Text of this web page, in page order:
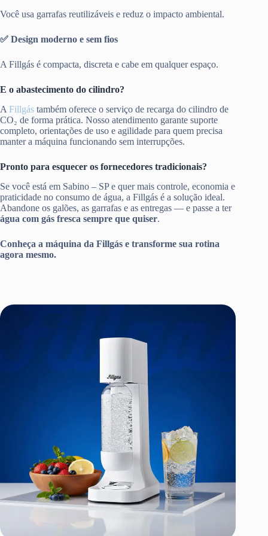
Você usa garrafas reutilizáveis e reduz o impacto ambiental.
✅ Design moderno e sem fios
A Fillgás é compacta, discreta e cabe em qualquer espaço.
E o abastecimento do cilindro?
A Fillgás também oferece o serviço de recarga do cilindro de
CO₂ de forma prática. Nosso atendimento garante suporte
completo, orientações de uso e agilidade para quem precisa
manter a máquina funcionando sem interrupções.
Pronto para esquecer os fornecedores tradicionais?
Se você está em Sabino – SP e quer mais controle, economia e
praticidade no consumo de água, a Fillgás é a solução ideal.
Abandone os galões, as garrafas e as entregas — e passe a ter
água com gás fresca sempre que quiser.
Conheça a máquina da Fillgás e transforme sua rotina
agora mesmo.